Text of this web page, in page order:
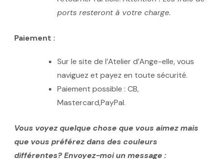
ports resteront à votre charge.
Paiement :
Sur le site de l’Atelier d’Ange-elle, vous
naviguez et payez en toute sécurité.
Paiement possible : CB,
Mastercard,PayPal.
Vous voyez quelque chose que vous aimez mais
que vous préférez dans des couleurs
différentes? Envoyez-moi un message :